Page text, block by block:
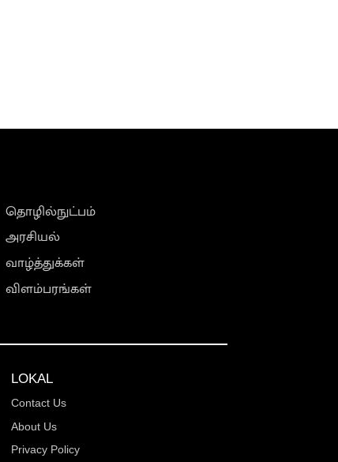
தொழில்நுட்பம்
அரசியல்
வாழ்த்துக்கள்
விளம்பரங்கள்
LOKAL
Contact Us
About Us
Privacy Policy